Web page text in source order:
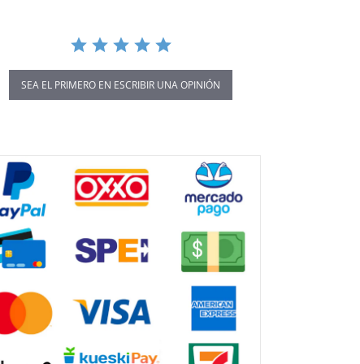
SEA EL PRIMERO EN ESCRIBIR UNA OPINIÓN